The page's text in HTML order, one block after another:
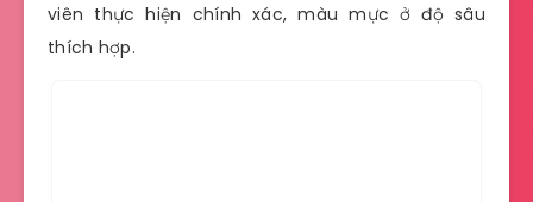
viên thực hiện chính xác, màu mực ở độ sâu
thích hợp.